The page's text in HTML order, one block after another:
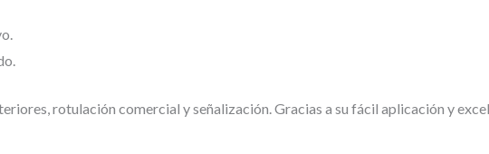
rotulación comercial y señalización. Gracias a su fácil aplicación y